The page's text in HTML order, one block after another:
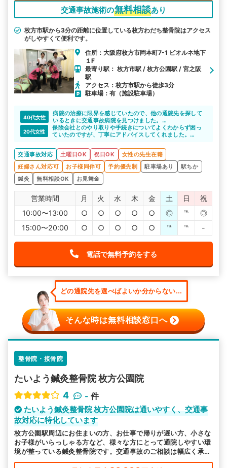
交通事故施術の無料相談あり
枚方市駅から3分の距離に位置している枚方わだち整骨院はアクセス
がしやすくて便利です。
住所：大阪府枚方市岡本町7-1 ビオルネ地下
１F
最寄り駅： 枚方市駅 / 枚方公園駅 / 宮之阪
駅
アクセス：枚方市駅から徒歩3分
駐車場：有（施設駐車場）
40代女性
病院の治療に限界を感じていたので、他の通院先を探して
いるときに交通事故病院を見つけました。
通いやすく信頼できる整骨院を紹介していただけて感謝し
ています。
20代女性
保険会社とのやり取りや手続きについてよくわからず困っ
ていたのですが、丁寧にアドバイスしてくれました。
交通事故対応
土曜日OK 祝日OK
女性の先生在籍
妊婦さん対応可
お子様同伴可 予約優先制 駐車場あり
駅ちか
鍼灸
無料相談OK お見舞金
営業時間 月 火 水 木 金 土 日
祝
10:00〜13:00
○ ○ ○ ○ ○ ◎ ℡
◎
15:00〜20:00
○ ○ ○ ○ ○ ℡ ℡ -
電話で無料予約をする
どの通院先を選べばよいか分からない...
そんな時は無料相談窓口へ
整骨院・接骨院
たいよう鍼灸整骨院 枚方公園院
4
- 件
たいよう鍼灸整骨院 枚方公園院は通いやすく、交通事
故対応に特化しています
枚方公園駅周辺にお住まいの方、お仕事で帰りが遅い方、小さな
お子様がいらっしゃる方など、様々な方にとって通院しやすい環
境が整っている鍼灸整骨院です。交通事故のご相談は幅広く承っ
ておりますので、お気軽にお越しください。